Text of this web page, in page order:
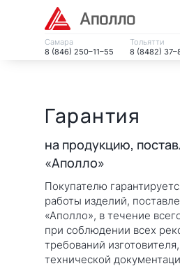
Самара
8 (846) 250–11–55
Тольятти
8 (8482)
Гарантия
на продукцию,
«Аполло»
Покупателю
работы изделий,
«Аполло», в течение
при соблюдении всех
требований
технической